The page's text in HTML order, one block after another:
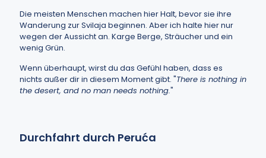
Die meisten Menschen machen hier Halt, bevor sie ihre
Wanderung zur Svilaja beginnen. Aber ich halte hier nur
wegen der Aussicht an. Karge Berge, Sträucher und ein
wenig Grün.
Wenn überhaupt, wirst du das Gefühl haben, dass es
nichts außer dir in diesem Moment gibt. "There is nothing in
the desert, and no man needs nothing."
Durchfahrt durch Peruća